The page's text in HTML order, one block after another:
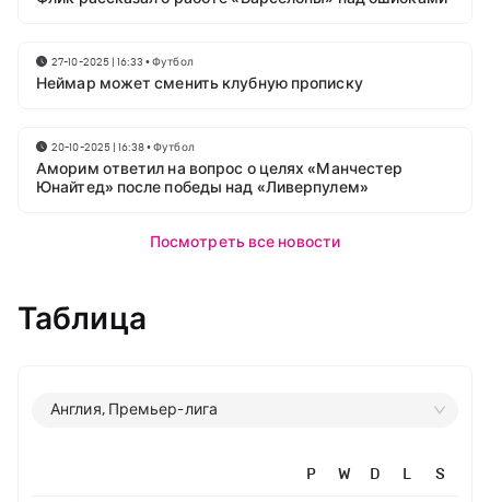
27-10-2025 | 16:33 •Футбол
Неймар может сменить клубную прописку
20-10-2025 | 16:38•Футбол
Аморим ответил на вопрос о целях «Манчестер
Юнайтед» после победы над «Ливерпулем»
Посмотреть все новости
Таблица
Англия, Премьер-лига
P W D L S